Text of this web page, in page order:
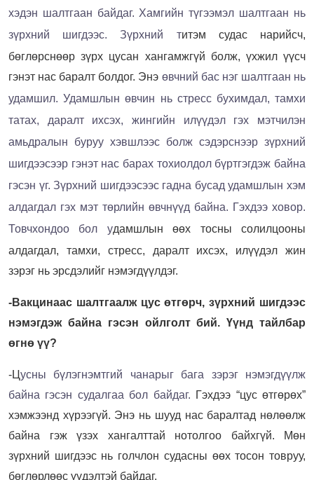
хэдэн шалтгаан байдаг. Хамгийн түгээмэл шалтгаан нь
зүрхний шигдээс. Зүрхний титэм судас нарийсч,
бөглөрснөөр зүрх цусан хангамжгүй болж, үхжил үүсч
гэнэт нас баралт болдог. Энэ өвчний бас нэг шалтгаан нь
удамшил. Удамшлын өвчин нь стресс бухимдал, тамхи
татах, даралт ихсэх, жингийн илүүдэл гэх мэтчилэн
амьдралын буруу хэвшлээс болж сэдэрснээр зүрхний
шигдээсээр гэнэт нас барах тохиолдол бүртгэгдэж байна
гэсэн үг. Зүрхний шигдээсээс гадна бусад удамшлын хэм
алдагдал гэх мэт төрлийн өвчнүүд байна. Гэхдээ ховор.
Товчхондоо бол удамшлын өөх тосны солилцооны
алдагдал, тамхи, стресс, даралт ихсэх, илүүдэл жин
зэрэг нь эрсдэлийг нэмэгдүүлдэг.
-Вакцинаас шалтгаалж цус өтгөрч, зүрхний шигдээс
нэмэгдэж байна гэсэн ойлголт бий. Үүнд тайлбар
өгнө үү?
-Цусны бүлэгнэмтгий чанарыг бага зэрэг нэмэгдүүлж
байна гэсэн судалгаа бол байдаг. Гэхдээ “цус өтгөрөх”
хэмжээнд хүрээгүй. Энэ нь шууд нас баралтад нөлөөлж
байна гэж үзэх хангалттай нотолгоо байхгүй. Мөн
зүрхний шигдээс нь голчлон судасны өөх тосон товруу,
бөглөрлөөс үүдэлтэй байдаг.